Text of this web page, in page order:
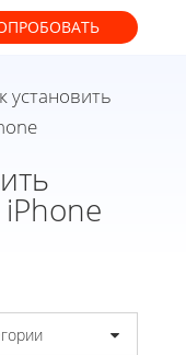
установить